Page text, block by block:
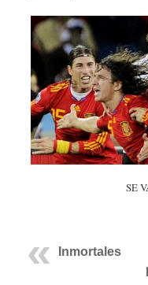
SE
Inmortales